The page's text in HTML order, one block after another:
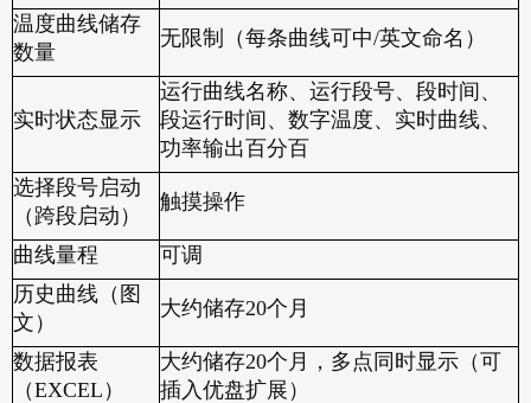
温度曲线储存
数量
无限制（每条曲线可中/英文命名）
实时状态显示
运行曲线名称、运行段号、段时间、
段运行时间、数字温度、实时曲线、
功率输出百分百
选择段号启动
（跨段启动）
触摸操作
曲线量程
可调
历史曲线（图
文）
大约储存20个月
数据报表
（EXCEL ）
大约储存20个月，多点同时显示（可
插入优盘扩展）